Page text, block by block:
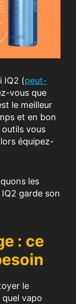
IQ2 (peut-
vous que
le meilleur
et en bon
vous
équipez-
les
garde son
: ce
le
vapo